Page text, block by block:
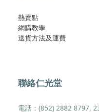
熱賣點
網購教學
​送貨方法及運費​
聯絡仁光堂
電話：(852) 2882 8797,